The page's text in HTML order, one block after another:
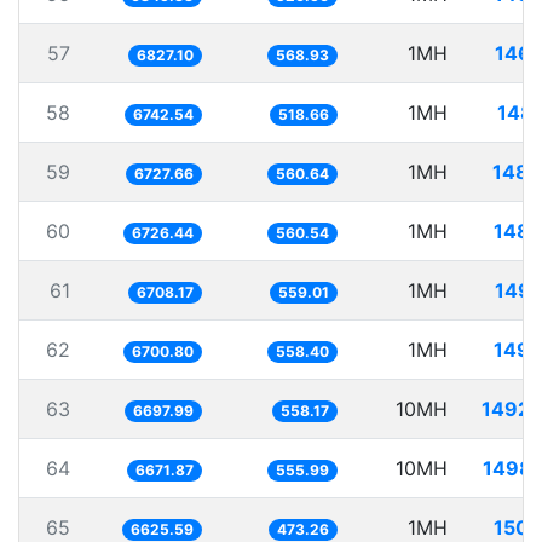
57 6827.10 568.93 1MH
58 6742.54 518.66 1MH
59 6727.66 560.64 1MH
60 6726.44 560.54 1MH
61 6708.17 559.01 1MH
62 6700.80 558.40 1MH
63 6697.99 558.17 10MH
64 6671.87 555.99 10MH
65 6625.59 473.26 1MH